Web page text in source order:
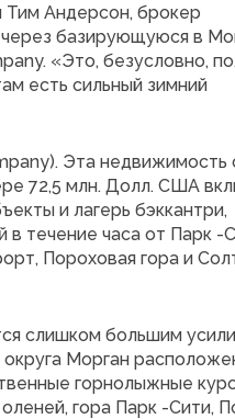
Тим Андерсон, брокер
базирующуюся в
«Это, безусловно,
есть сильный зимний
Эта недвижимость
72,5 млн. Долл. США
и лагерь бэккантри,
в течение часа от Парк -
Пороховая гора и
слишком большим
Морган
горнолыжные
гора Парк -Сити,